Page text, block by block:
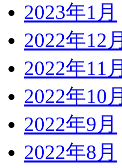
2023年1月
2022年12月
2022年11月
2022年10月
2022年9月
2022年8月